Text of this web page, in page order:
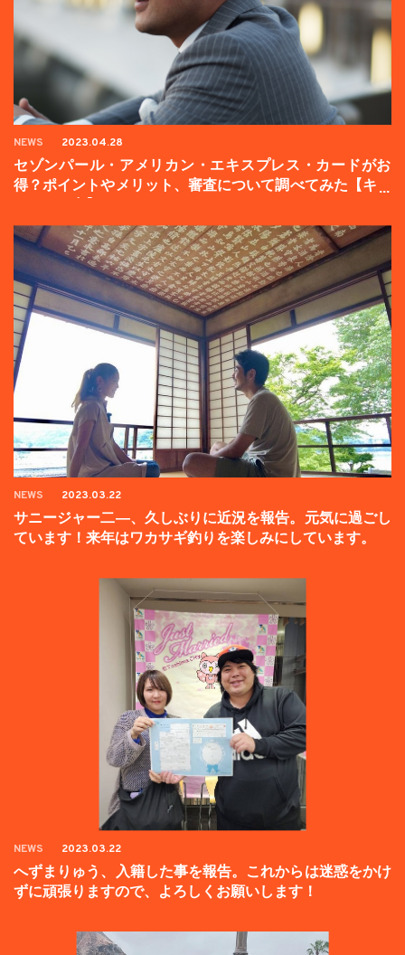
NEWS 2023.04.28
セゾンパール・アメリカン・エキスプレス・カードがお
得？ポイントやメリット、審査について調べてみた【キャ
NEWS 2023.03.22
サニージャー二―、久しぶりに近況を報告。元気に過ごし
ています！来年はワカサギ釣りを楽しみにしています。
NEWS 2023.03.22
へずまりゅう、入籍した事を報告。これからは迷惑をかけ
ずに頑張りますので、よろしくお願いします！